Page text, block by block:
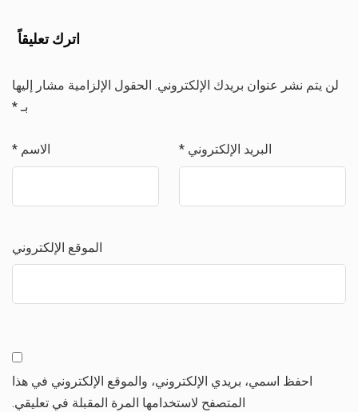
اترك تعليقاً
لن يتم نشر عنوان بريدك الإلكتروني. الحقول الإلزامية مشار إليها
بـ*
الاسم * البريد الإلكتروني *
الموقع الإلكتروني
احفظ اسمي، بريدي الإلكتروني، والموقع الإلكتروني في هذا
المتصفح لاستخدامها المرة المقبلة في تعليقي.